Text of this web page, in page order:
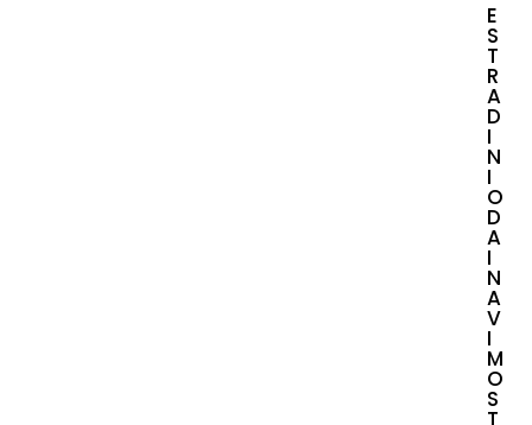
E
S
T
R
A
D
I
N
I
O
D
A
I
N
A
V
I
M
O
S
T